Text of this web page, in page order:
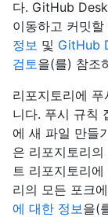
다. GitHub
이동하고 커밋
정보 및 GitHub
검토을(를) 참조
리포지토리에
니다. 푸시 규칙
에 새 파일 만들
은 리포지토리
트 리포지토리
리의 모든 포크
에 대한 정보을(